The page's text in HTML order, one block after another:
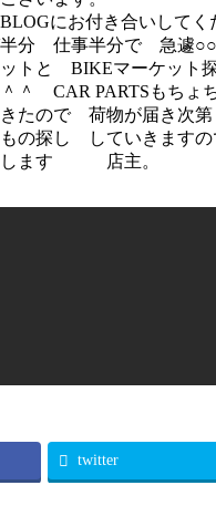
にお付き合いしてく
分 仕事半分で 急遽○○
トと BIKEマーケット
＾＾ CAR PARTSもちょ
たので 荷物が届き次第
の探し していきますの
します 店主。
twitter